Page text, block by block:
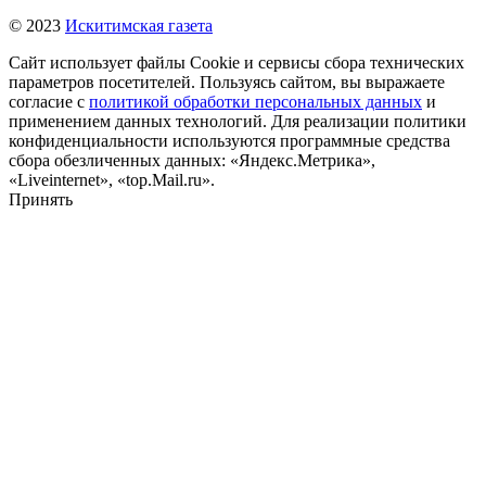
© 2023 Искитимская газета
Сайт использует файлы Cookie и сервисы сбора технических
параметров посетителей. Пользуясь сайтом, вы выражаете
согласие с политикой обработки персональных данных и
применением данных технологий. Для реализации политики
конфиденциальности используются программные средства
сбора обезличенных данных: «Яндекс.Метрика»,
«Liveinternet», «top.Mail.ru».
Принять